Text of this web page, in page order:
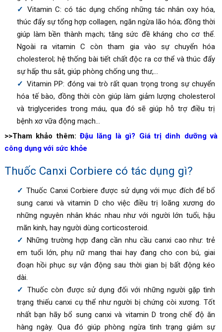
Vitamin C: có tác dụng chống những tác nhân oxy hóa,
thúc đẩy sự tổng hợp collagen, ngăn ngừa lão hóa; đồng thời
giúp làm bền thành mạch; tăng sức đề kháng cho cơ thể.
Ngoài ra vitamin C còn tham gia vào sự chuyển hóa
cholesterol; hệ thống bài tiết chất độc ra cơ thể và thúc đẩy
sự hấp thu sắt, giúp phòng chống ung thư,…
Vitamin PP: đóng vai trò rất quan trọng trong sự chuyển
hóa tế bào, đồng thời còn giúp làm giảm lượng cholesterol
và triglycerides trong máu, qua đó sẽ giúp hỗ trợ điều trị
bệnh xơ vữa động mạch…
>>Tham khảo thêm:Đậu lăng là gì? Giá trị dinh dưỡng và
công dụng với sức khỏe
Thuốc Canxi Corbiere có tác dụng gì?
Thuốc Canxi Corbieređược sử dụng với mục đích để bổ
sung canxi và vitamin D cho việc điều trị loãng xương do
những nguyên nhân khác nhau như với người lớn tuổi, hậu
mãn kinh, hay người dùng corticosteroid.
Những trường hợp đang cần nhu cầu canxi cao như: trẻ
em tuổi lớn, phụ nữ mang thai hay đang cho con bú, giai
đoạn hồi phục sự vận động sau thời gian bị bất động kéo
dài.
Thuốc còn được sử dụng đối với những người gặp tình
trạng thiếu canxi cụ thể như người bị chứng còi xương. Tốt
nhất bạn hãy bổ sung canxi và vitamin D trong chế độ ăn
hàng ngày. Qua đó giúp phòng ngừa tình trạng giảm sự